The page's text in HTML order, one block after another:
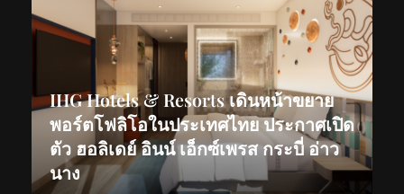
IHG Hotels & Resorts เดินหน้าขยาย
พอร์ตโฟลิโอในประเทศไทย ประกาศเปิด
ตัว ฮอลิเดย์ อินน์ เอ็กซ์เพรส กระบี่ อ่าว
นาง